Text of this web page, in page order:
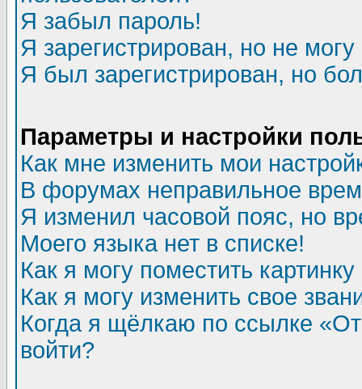
Я забыл пароль!
Я зарегистрирован, но не могу
Я был зарегистрирован, но
Параметры и настройки
Как мне изменить мои
В форумах неправильное
Я изменил часовой пояс, но
Моего языка нет в списке!
Как я могу поместить
Как я могу изменить свое
Когда я щёлкаю по ссылке
войти?